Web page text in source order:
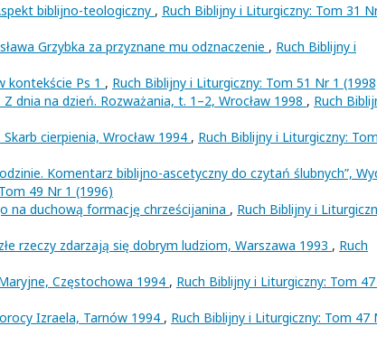
biblijno-teologiczny , Ruch Biblijny i Liturgiczny: Tom 31
Grzybka za przyznane mu odznaczenie , Ruch Biblijny i
kontekście Ps 1 , Ruch Biblijny i Liturgiczny: Tom 51 Nr 1
Z dnia na dzień. Rozważania, t. 1–2, Wrocław 1998 , Ruch
Skarb cierpienia, Wrocław 1994 , Ruch Biblijny i Liturgiczny:
Komentarz biblijno-ascetyczny do czytań ślubnych”,
49 Nr 1 (1996)
na duchową formację chrześcijanina , Ruch Biblijny i
rzeczy zdarzają się dobrym ludziom, Warszawa 1993 , Ruch
Częstochowa 1994 , Ruch Biblijny i Liturgiczny: Tom
Izraela, Tarnów 1994 , Ruch Biblijny i Liturgiczny: Tom 47